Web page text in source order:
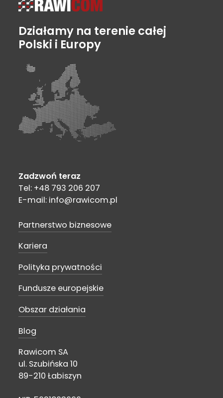
Działamy na terenie całej
Polski i Europy
Zadzwoń teraz
Tel: +48 793 206 207
E-mail: info@rawicom.pl
Partnerstwo biznesowe
Kariera
Polityka prywatności
Fundusze europejskie
Obszar działania
Blog
Rawicom SA
ul. Szubińska 10
89-210 Łabiszyn